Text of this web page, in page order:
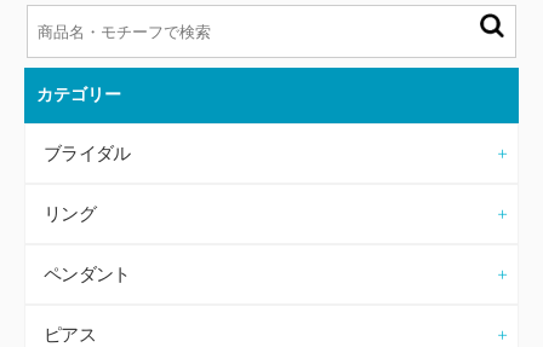
カテゴリー
ブライダル
リング
ペンダント
ピアス